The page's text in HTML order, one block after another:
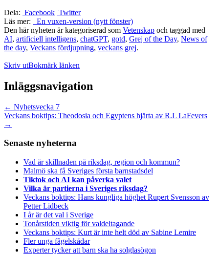
Dela: Facebook Twitter
Läs mer:
En vuxen-version (nytt fönster)
Den här nyheten är kategoriserad som Vetenskap och taggad med
AI, artificiell intelligens, chatGPT, gotd, Grej of the Day, News of
the day, Veckans fördjupning, veckans grej.
Skriv utBokmärk länken
Inläggsnavigation
← Nyhetsvecka 7
Veckans boktips: Theodosia och Egyptens hjärta av R.L LaFevers
→
Senaste nyheterna
Vad är skillnaden på riksdag, region och kommun?
Malmö ska få Sveriges första barnstadsdel
Tiktok och AI kan påverka valet
Vilka är partierna i Sveriges riksdag?
Veckans boktips: Hans kungliga höghet Rupert Svensson av
Petter Lidbeck
I år är det val i Sverige
Tonårstiden viktig för valdeltagande
Veckans boktips: Kurt är inte helt död av Sabine Lemire
Fler unga fågelskådar
Experter tycker att barn ska ha solglasögon